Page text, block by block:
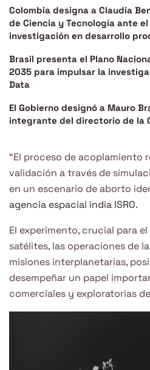
Colombia designa a Claudia
de Ciencia y Tecnología ante
investigación en desarrollo
Brasil presenta el Plano
2035 para impulsar la
Data
El Gobierno designó a Mauro
integrante del directorio de la
“El proceso de acoplamiento
validación a través de
en un escenario de aborto
agencia espacial india ISRO.
El experimento, crucial para
satélites, las operaciones de
misiones interplanetarias,
desempeñar un papel
comerciales y exploratorias